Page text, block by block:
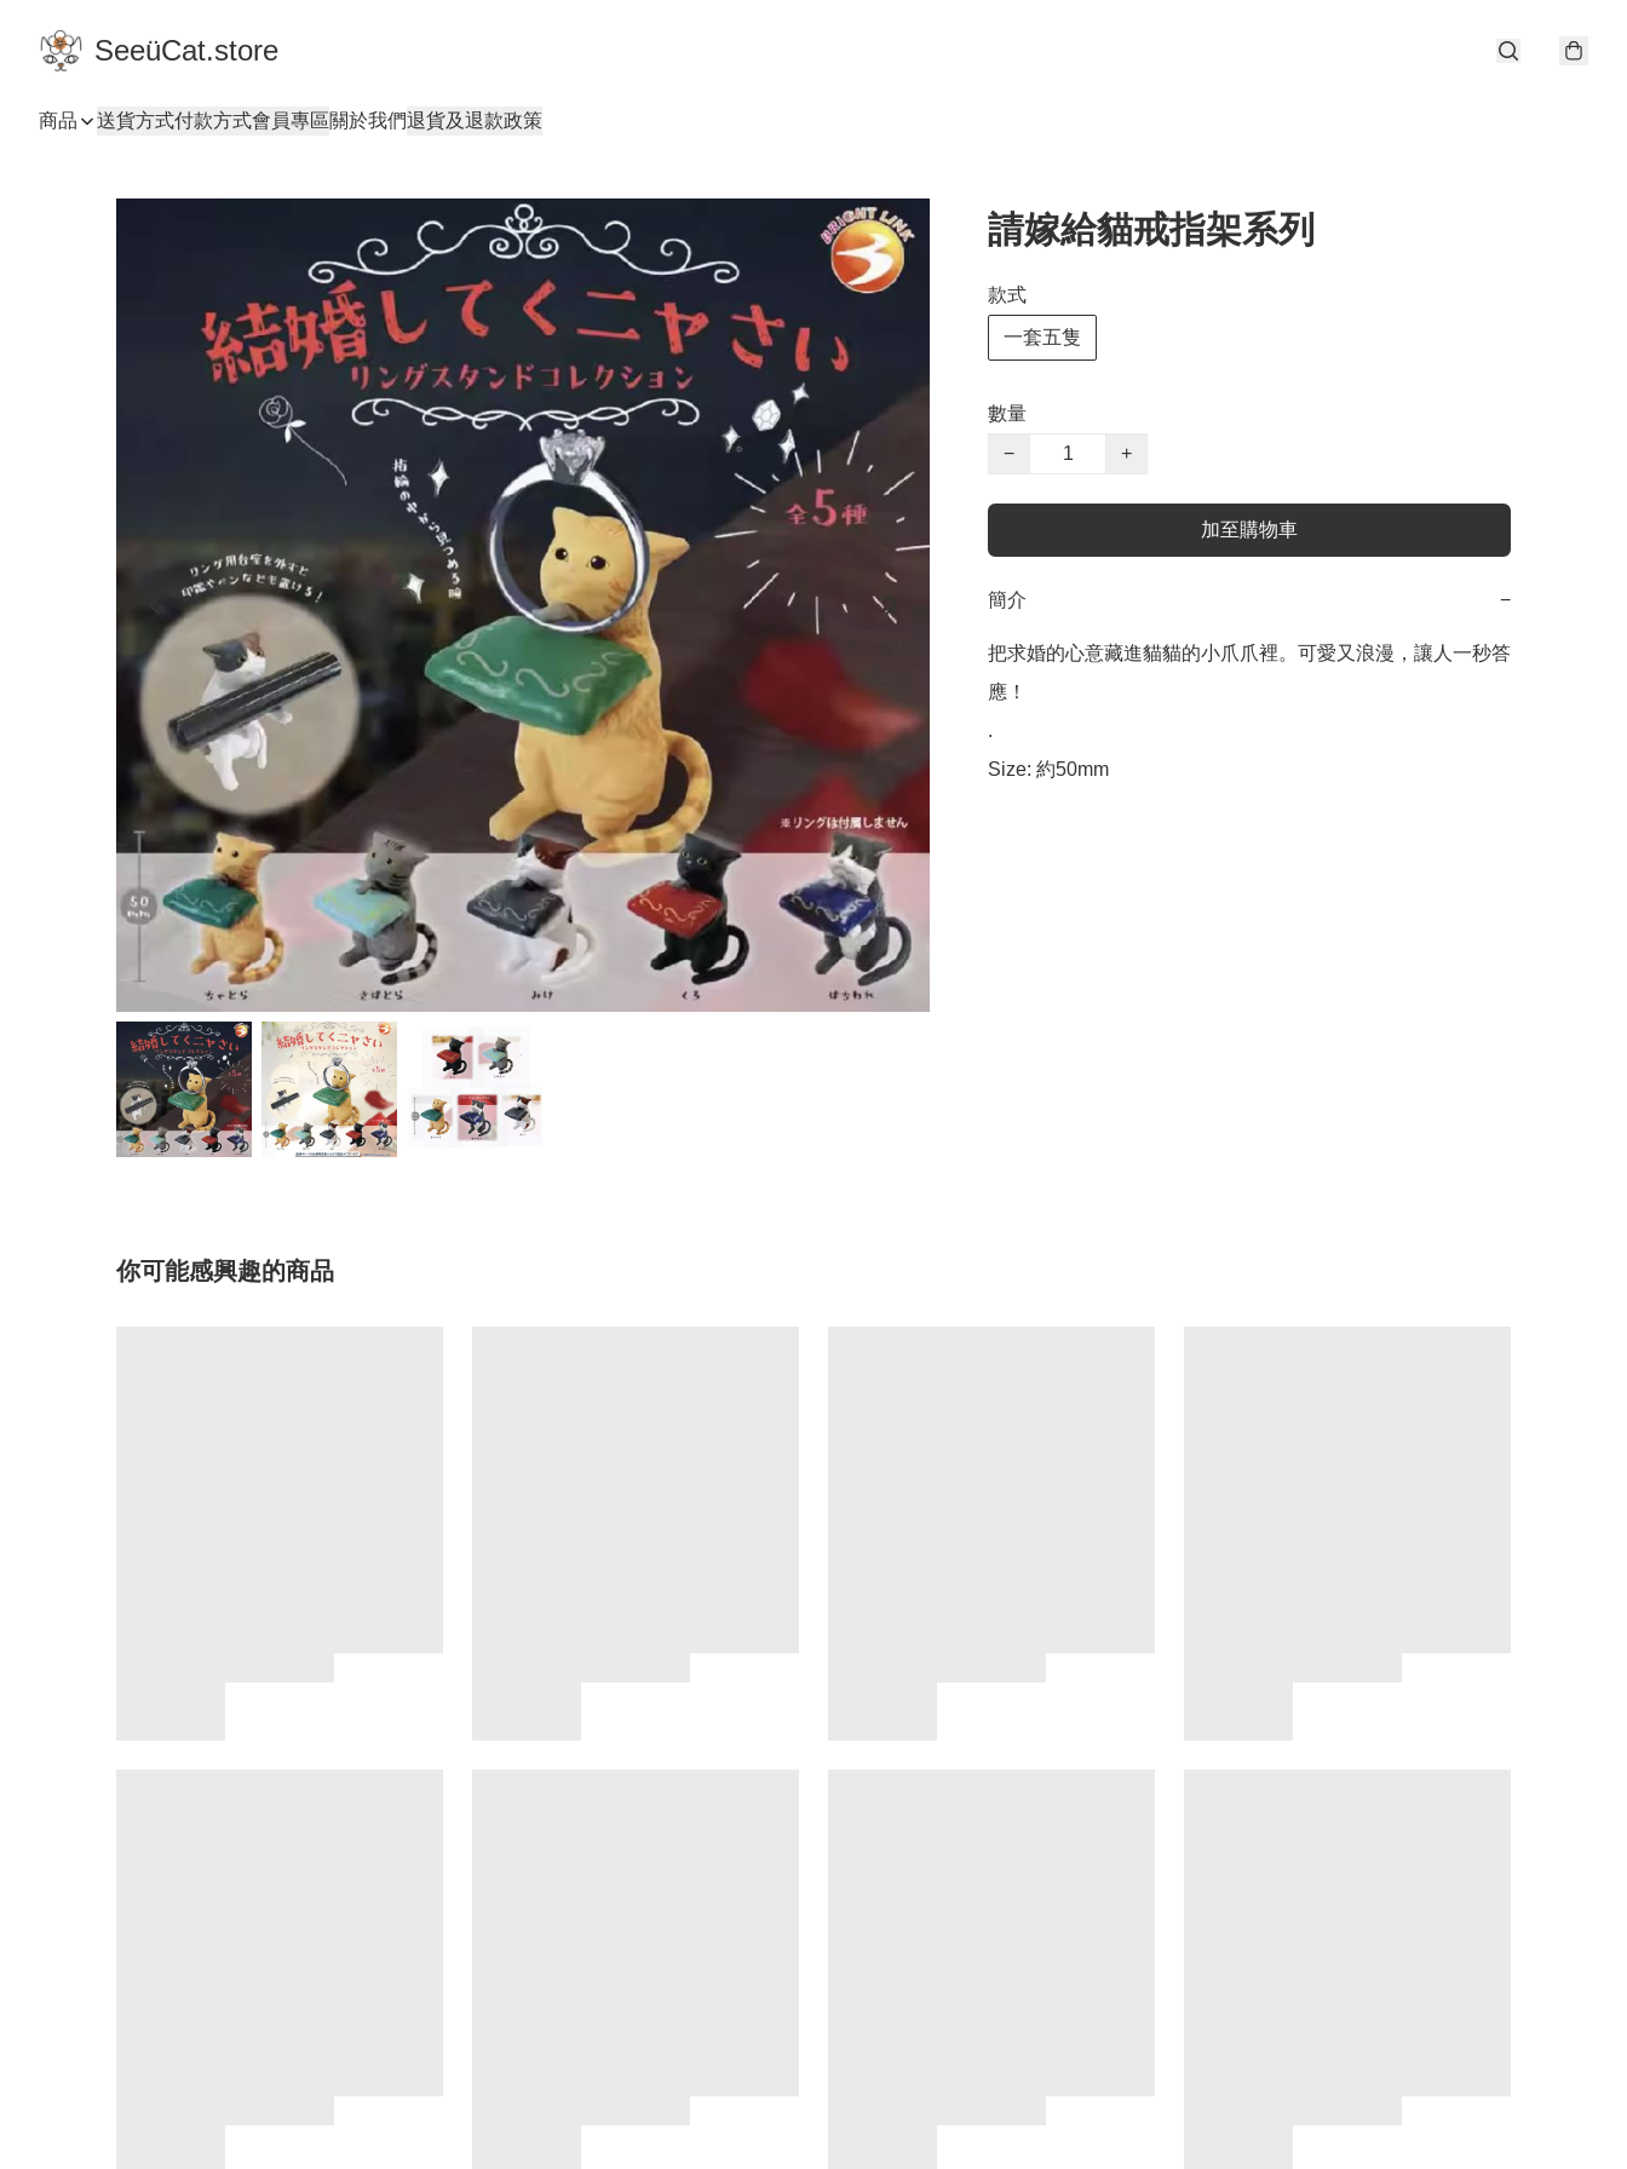
SeeüCat.store
商品 送貨方式付款方式會員專區關於我們退貨及退款政策
請嫁給貓戒指架系列
款式
一套五隻
數量
−
+
加至購物車
簡介 −
把求婚的心意藏進貓貓的小爪爪裡。可愛又浪漫，讓人一秒答
應！
.
Size: 約50mm
你可能感興趣的商品